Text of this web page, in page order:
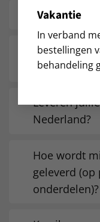
Vakantie
In verband
bestellingen
behandeling
Wat zijn de
Kan ik mijn
afhalen?
Leveren
Nederland?
Hoe wordt
geleverd (op
onderdelen)?